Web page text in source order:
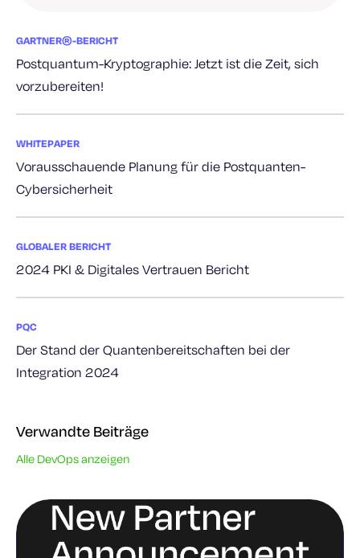
GARTNER®-BERICHT
Postquantum-Kryptographie: Jetzt ist die Zeit, sich
vorzubereiten!
WHITEPAPER
Vorausschauende Planung für die Postquanten-
Cybersicherheit
GLOBALER BERICHT
2024 PKI & Digitales Vertrauen Bericht
PQC
Der Stand der Quantenbereitschaften bei der
Integration 2024
Verwandte Beiträge
Alle DevOps anzeigen